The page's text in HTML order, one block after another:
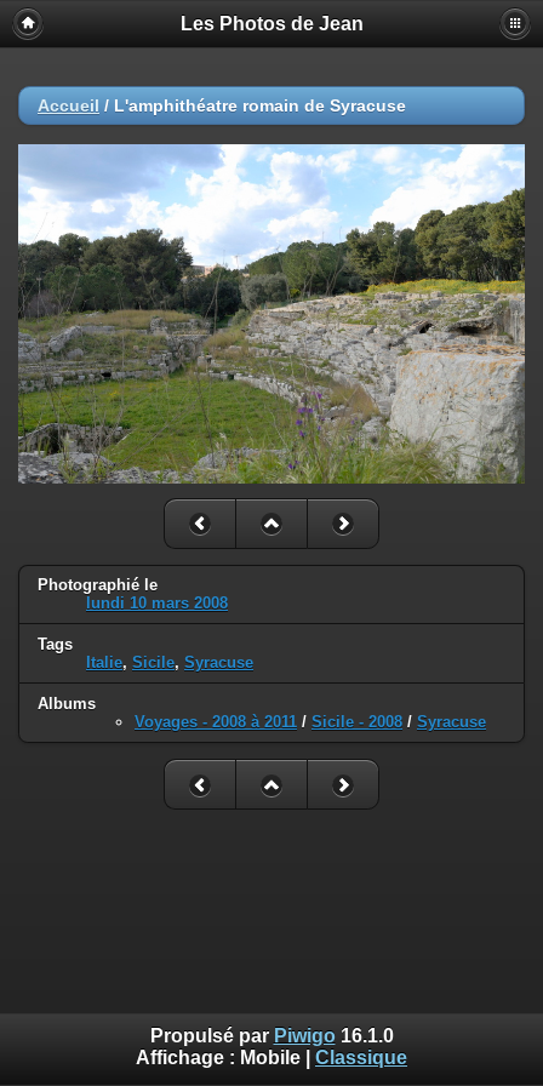
Les Photos de Jean
Accueil / L'amphithéatre romain de Syracuse
Photographié le
lundi 10 mars 2008
Tags
Italie, Sicile, Syracuse
Albums
Voyages - 2008 à 2011 / Sicile - 2008 / Syracuse
Propulsé par Piwigo16.1.0
Affichage : Mobile Classique